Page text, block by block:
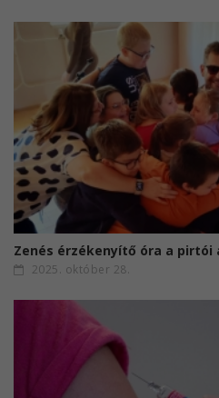
Zenés érzékenyítő óra a pirtói
2025. október 28.